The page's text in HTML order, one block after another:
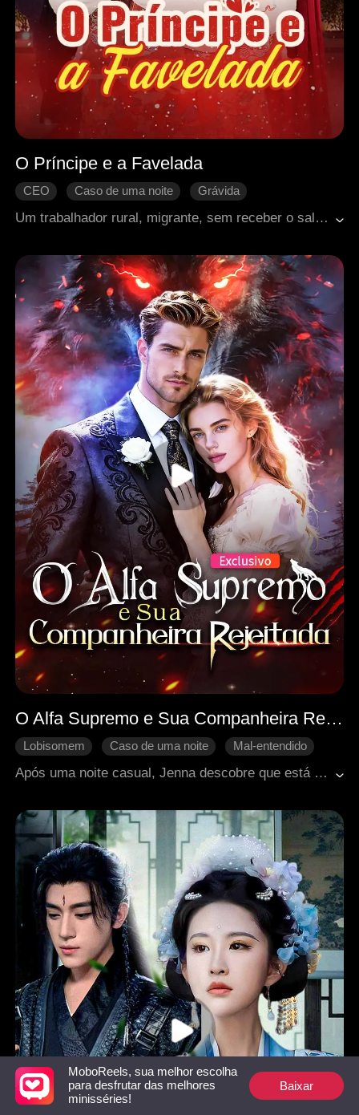
O Príncipe e a Favelada
CEO Caso de uma noite
Grávida
Um trabalhador rural, migrante, sem receber o salário, foi atacado pelo patrão e acabou no hospital em estado grave. Determinada a recuperar o dinheiro, Kathy foi até a cidade e, sem querer, passou uma noite com Vincent, o diretor executivo. Mas ele interpretou tudo errado, achando que ela tinha segundas intenções. Pouco tempo depois, Kathy descobriu que tava grávida. E ainda foi expulsa do hospital porque não tinha como pagar as contas do pai. Assim, pai e filha foram parar na rua, sobrevivendo de reciclagem. Determinado a dar um futuro pro neto que ia nascer, o pai arriscou a vida de novo pra cobrar o salário. Em pânico, Kathy correu pra salvar ele, mas acabou numa situação desesperadora junto com o pai. Foi nessa hora que Vincent descobriu a verdade. Ao saber que Kathy esperava um filho dele, chegou a tempo pra salvar os dois. E a família inteira a recebeu com amor e cuidado.
O Alfa Supremo e Sua Companheira Rejeitada
Lobisomem Caso de uma noite
Mal-entendido
Criança fofa
Após uma noite casual, Jenna descobre que está grávida. Incentivado pela madrasta, seu pai autoritário tenta puni-la, enquanto Carl nega qualquer envolvimento. Forçada a fugir com o filho ainda por nascer, Jenna vaga pelo mundo sem rumo. Cinco anos depois, um reencontro inesperado revela que eles são almas gêmeas destinadas desde o começo.
MoboReels, sua melhor escolha
para desfrutar das melhores
minisséries!
Baixar